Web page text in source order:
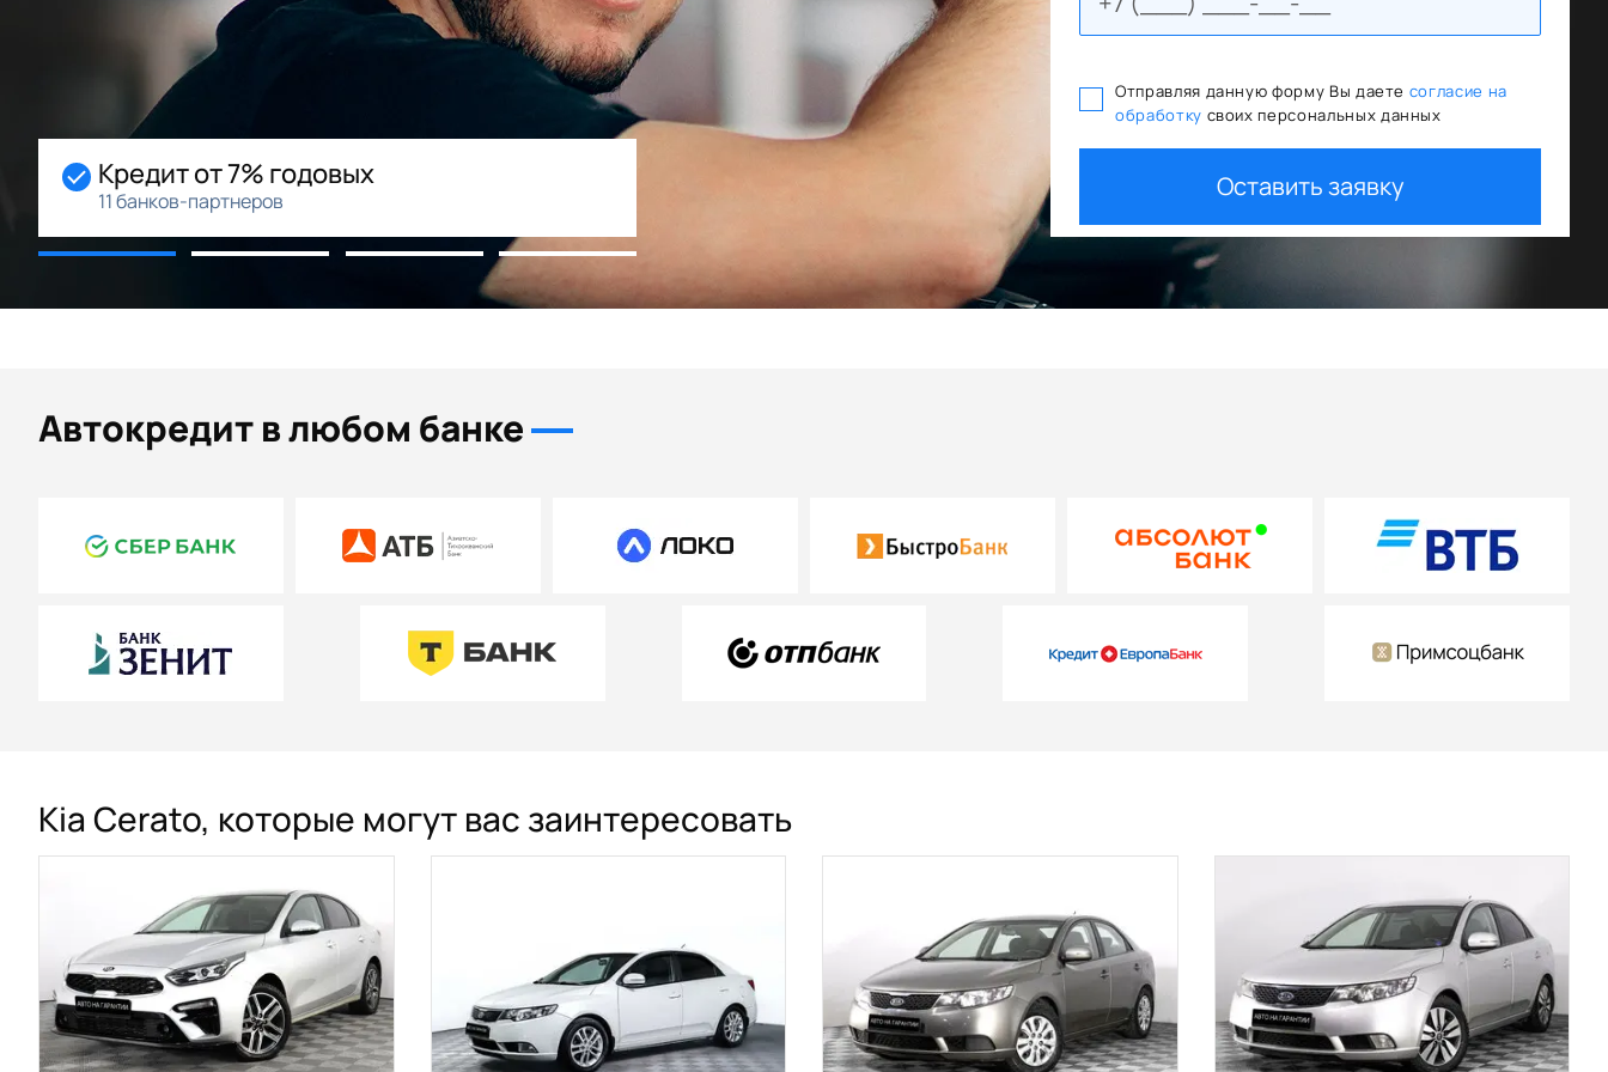
Кредит от 7% годовых
11 банков-партнеров
Отправляя данную форму Вы даете согласие на
обработку своих персональных данных
Оставить заявку
Автокредит в любом банке
Kia Cerato, которые могут вас заинтересовать